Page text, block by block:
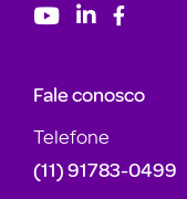
Fale conosco
Telefone
(11) 91783-0499